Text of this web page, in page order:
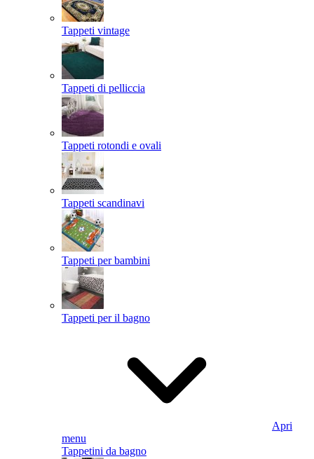
Tappeti vintage
Tappeti di pelliccia
Tappeti rotondi e ovali
Tappeti scandinavi
Tappeti per bambini
Tappeti per il bagno
Apri
menu
Tappetini da bagno